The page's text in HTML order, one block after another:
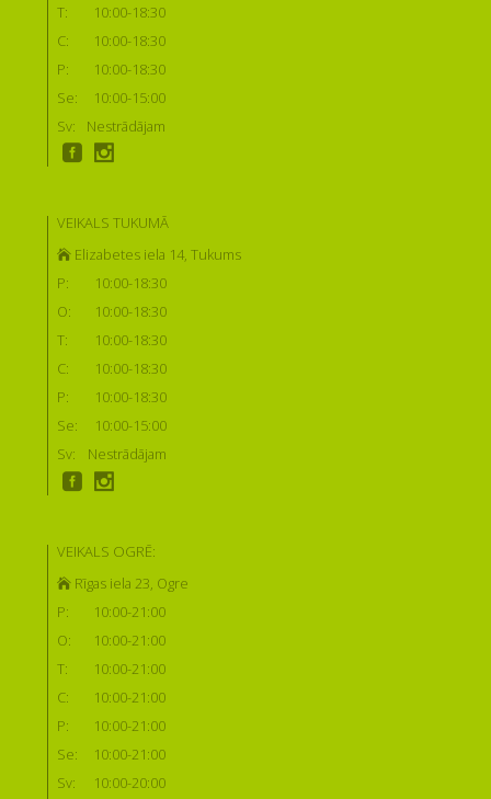
T:
10:00-18:30
C:
10:00-18:30
P:
10:00-18:30
Se:
10:00-15:00
Sv:
Nestrādājam
VEIKALS TUKUMĀ
Elizabetes iela 14, Tukums
P:
10:00-18:30
O:
10:00-18:30
T:
10:00-18:30
C:
10:00-18:30
P:
10:00-18:30
Se:
10:00-15:00
Sv:
Nestrādājam
VEIKALS OGRĒ:
Rīgas iela 23, Ogre
P:
10:00-21:00
O:
10:00-21:00
T:
10:00-21:00
C:
10:00-21:00
P:
10:00-21:00
Se:
10:00-21:00
Sv:
10:00-20:00